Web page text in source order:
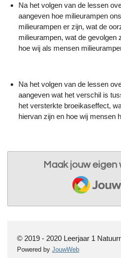
Na het volgen van de lessen
aangeven hoe milieurampen
milieurampen er zijn, wat de
milieurampen, wat de gevolgen
hoe wij als mensen
Na het volgen van de lessen
aangeven wat het verschil is
het versterkte broeikaseffect,
hiervan zijn en hoe wij mensen
Maak jouw
JouwWeb
© 2019 - 2020 Leerjaar 1
Powered by JouwWeb